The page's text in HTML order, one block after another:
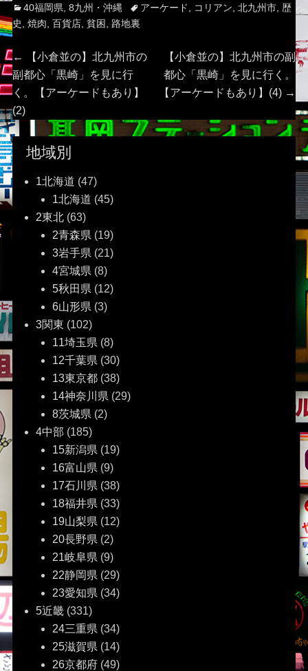
Categories
40福岡県 8九州・沖縄 Tagsアーケード コリアン 北九州市, 歴
史
焼肉 百貨店, 貧困 路地裏
投
稿
ナ
ビ
ゲ
ー
シ
ン
←
Previous
post:
【小倉並の】北九州市の
副都心「黒崎」を見に行
く。【アーケードもあり】
(2)
Next
post:
【小倉並の】北九州市の副
都心「黒崎」を見に行く。
【アーケードもあり】(4) →
地域別
1北海道 (47)
1北海道 (45)
2東北(63)
2青森県 (19)
3岩手県 (21)
4宮城県 (8)
5秋田県 (12)
6山形県 (3)
3関東 (102)
11埼玉県 (8)
12千葉県 (30)
13東京都(38)
14神奈川県 (29)
8茨城県 (2)
4中部 (185)
15新潟県 (19)
16富山県 (9)
17石川県 (38)
18福井県 (33)
19山梨県 (12)
20長野県 (2)
21岐阜県 (9)
22静岡県 (29)
23愛知県 (34)
5近畿(331)
24三重県 (34)
25滋賀県 (14)
26京都府(49)